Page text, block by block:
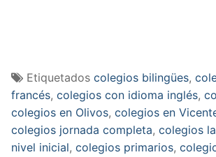
Etiquetados colegios bilingües,
francés, colegios con idioma inglés,
colegios en Olivos, colegios en
colegios jornada completa, colegios
nivel inicial, colegios primarios,